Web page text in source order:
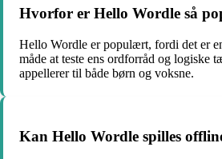
Hvorfor er Hello Wordle så
Hello Wordle er populært, fordi det er
måde at teste ens ordforråd og logiske
appellerer til både børn og voksne.
Kan Hello Wordle spilles